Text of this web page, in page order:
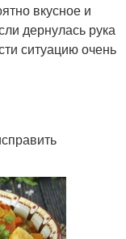
вкусное и
дернулась рука
ситуацию очень